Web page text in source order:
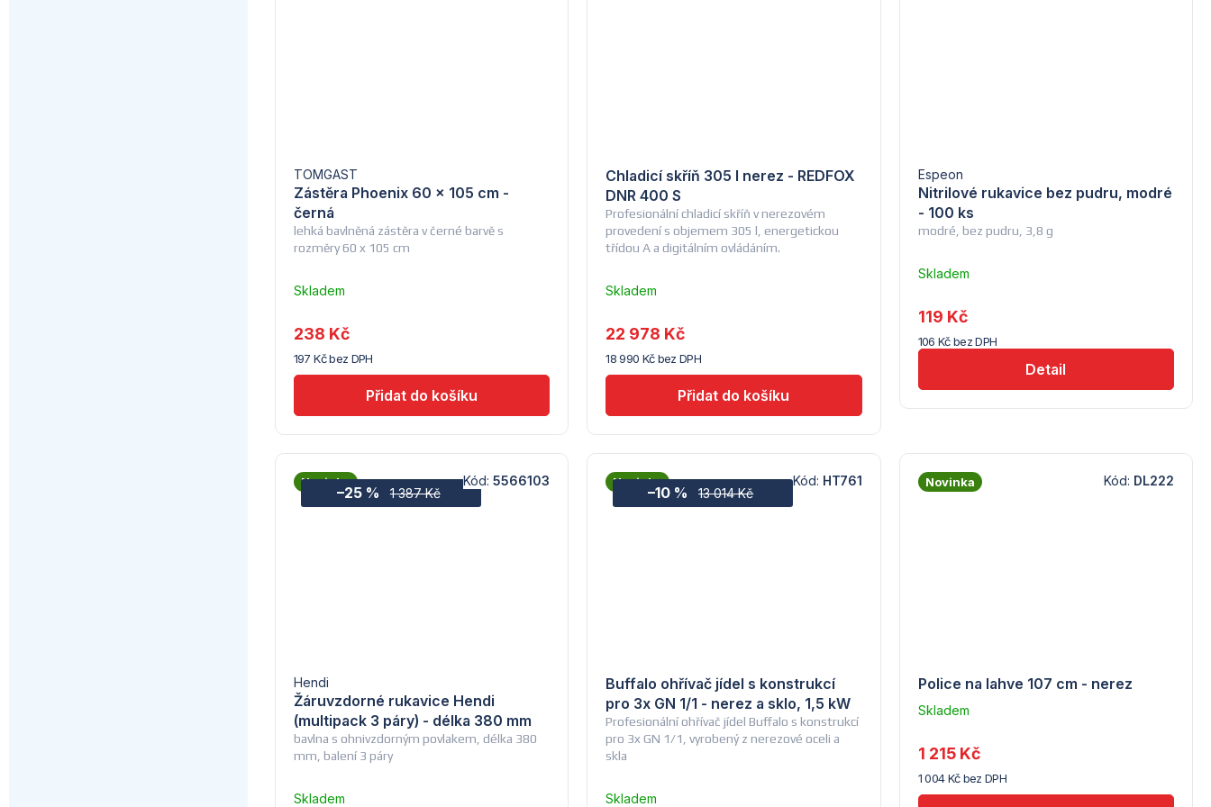
lehká bavlněná zástěra v černé barvě s
rozměry 60 x 105 cm
Zástěra Phoenix 60 x 105 cm -
černá
TOMGAST
Skladem
dodavatele
(5) -
Tomgast
197 Kč bez DPH
238 Kč
Profesionální chladicí skříň v nerezovém
provedení s objemem 305 l, energetickou
třídou A a digitálním ovládáním.
Chladicí skříň 305 l nerez - REDFOX
DNR 400 S
Skladem
dodavatele
(5) -
REDfox
18 990 Kč bez DPH
22 978 Kč
modré, bez pudru, 3,8 g
Nitrilové rukavice bez pudru, modré
- 100 ks
Espeon
Skladem
Troubsko
106 Kč bez DPH
119 Kč
Detail
Novinka
1 387 Kč
–25 %
bavlna s ohnivzdorným povlakem, délka 380
mm, balení 3 páry
Žáruvzdorné rukavice Hendi
(multipack 3 páry) - délka 380 mm
Hendi
Skladem
Kód:5566103 Novinka
13 014 Kč
–10 %
Profesionální ohřívač jídel Buffalo s konstrukcí
pro 3x GN 1/1, vyrobený z nerezové oceli a
skla
Buffalo ohřívač jídel s konstrukcí
pro 3x GN 1/1 - nerez a sklo, 1,5 kW
Skladem
Kód: HT761 Novinka
Police na lahve 107 cm - nerez
Skladem
dodavatele
(10)
1 004 Kč bez DPH
1 215 Kč
Kód: DL222